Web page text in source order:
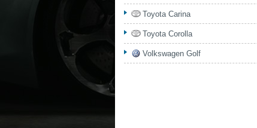
Toyota Carina
Toyota Corolla
Volkswagen Golf